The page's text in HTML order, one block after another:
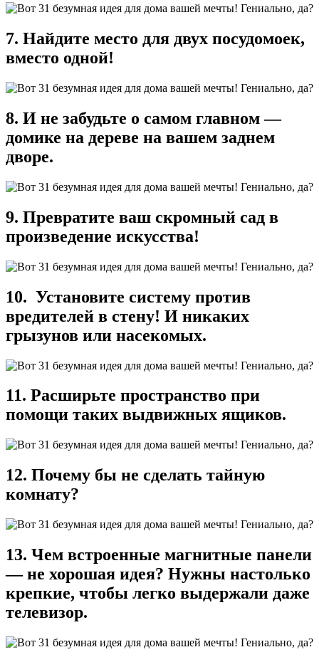
7. Найдите место для двух посудомоек,
вместо одной!
8. И не забудьте о самом главном —
домике на дереве на вашем заднем
дворе.
9. Превратите ваш скромный сад в
произведение искусства!
10. Установите систему против
вредителей в стену! И никаких
грызунов или насекомых.
11. Расширьте пространство при
помощи таких выдвижных ящиков.
12. Почему бы не сделать тайную
комнату?
13. Чем встроенные магнитные панели
— не хорошая идея? Нужны настолько
крепкие, чтобы легко выдержали даже
телевизор.